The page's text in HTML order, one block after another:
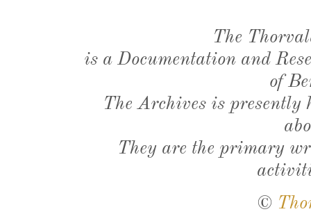
The
is a Documentation and
of
The Archives is presently
They are the primary
©